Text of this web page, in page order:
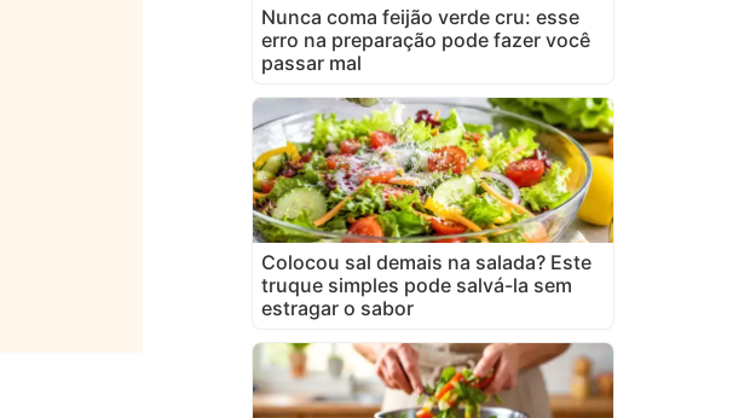
Nunca coma feijão verde cru: esse
erro na preparação pode fazer você
passar mal
Colocou sal demais na salada? Este
truque simples pode salvá-la sem
estragar o sabor